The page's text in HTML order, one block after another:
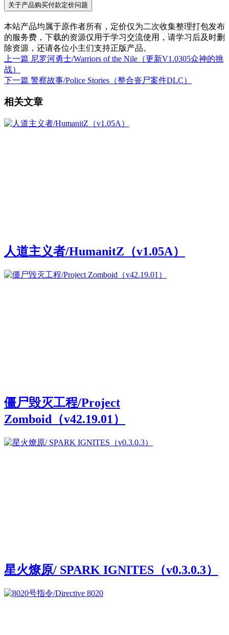
关于产品购买付款定价问题
本站产品均属于原作者所有，定价仅为二次收集整理打包发布
的服务费，下载的资源仅用于学习交流使用，请学习后及时删
除资源，还请各位小主们支持正版产品。
上一篇 尼罗河勇士/Warriors of the Nile（更新V1.0305众神的挑
战）
下一篇 警察故事/Police Stories（整合丧尸案件DLC）
相关文章
人道主义者/HumanitZ（v1.05A）
僵尸毁灭工程/Project
Zomboid（v42.19.01）
星火燎原/ SPARK IGNITES（v0.3.0.3）